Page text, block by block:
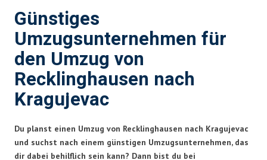
Günstiges
Umzugsunternehmen für
den Umzug von
Recklinghausen nach
Kragujevac
Du planst einen Umzug von Recklinghausen nach Kragujevac
und suchst nach einem günstigen Umzugsunternehmen, das
dir dabei behilflich sein kann? Dann bist du bei